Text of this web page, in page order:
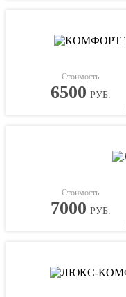
Стоимость
6500 РУБ.
Стоимость
7000 РУБ.